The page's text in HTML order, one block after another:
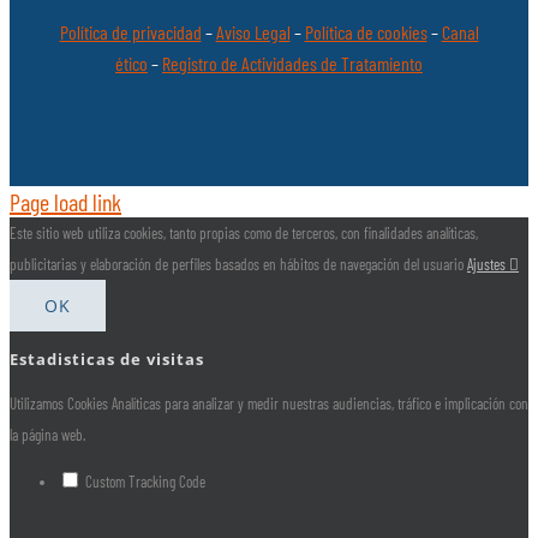
Política de privacidad –Aviso Legal – Política de cookies–Canal
ético – Registro de Actividades de Tratamiento
Page load link
Este sitio web utiliza cookies, tanto propias como de terceros, con finalidades analíticas,
publicitarias y elaboración de perfiles basados en hábitos de navegación del usuarioAjustes
OK
Estadisticas de visitas
Utilizamos Cookies Analíticas para analizar y medir nuestras audiencias, tráfico e implicación con
la página web.
Custom Tracking Code